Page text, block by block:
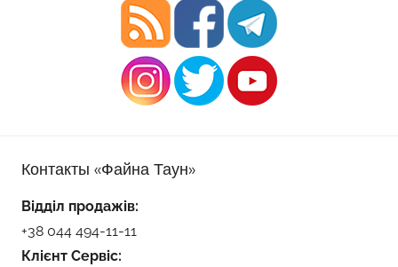
Контакты «Файна Таун»
Відділ продажів:
+38 044 494-11-11
Клієнт Сервіс: